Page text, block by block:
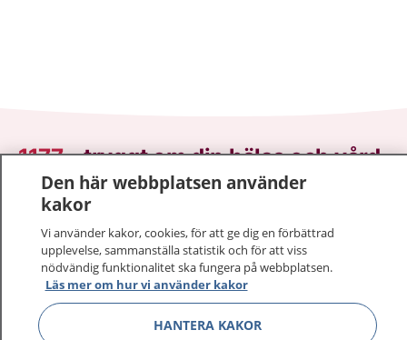
1177–tryggt om din hälsa och vård
På 1177.se får du råd om hälsa och information om
Logga in för att läsa din journal och göra dina
vårdärenden. Ring telefonnummer 1177 för
sjukvårdsrådgivning dygnet runt.
1177 ger dig råd när du vill må bättre.
Den här webbplatsen använder
kakor
Vi använder kakor, cookies, för att ge dig en förbättrad
upplevelse, sammanställa statistik och för att viss
nödvändig funktionalitet ska fungera på webbplatsen.
Läs mer om hur vi använder kakor
HANTERA KAKOR